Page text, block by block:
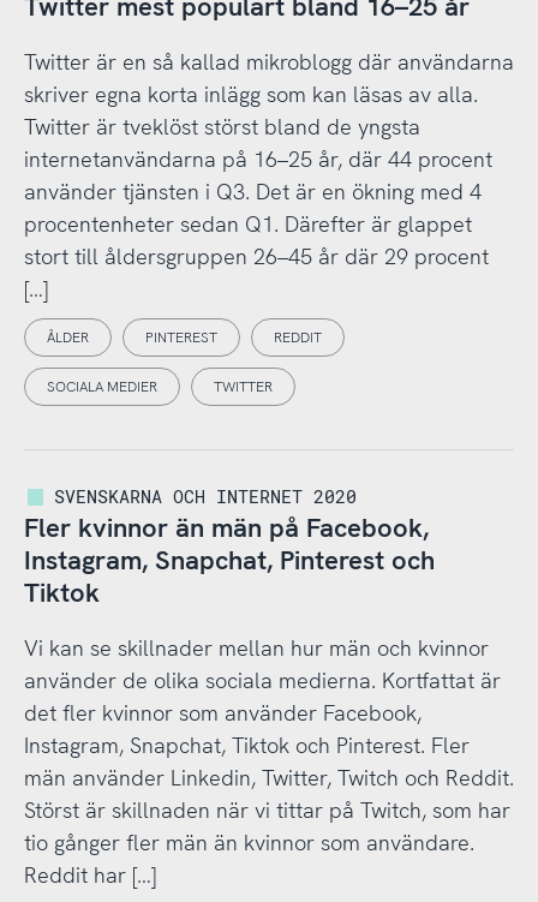
Twitter är en så kallad mikroblogg där användarna
skriver egna korta inlägg som kan läsas av alla.
Twitter är tveklöst störst bland de yngsta
internetanvändarna på 16–25 år, där 44 procent
använder tjänsten i Q3. Det är en ökning med 4
procentenheter sedan Q1. Därefter är glappet
stort till åldersgruppen 26–45 år där 29 procent
[…]
ÅLDER PINTEREST REDDIT
SOCIALA MEDIER TWITTER
SVENSKARNA OCH INTERNET 2020
Fler kvinnor än män på Facebook,
Instagram, Snapchat, Pinterest och
Tiktok
Vi kan se skillnader mellan hur män och kvinnor
använder de olika sociala medierna. Kortfattat är
det fler kvinnor som använder Facebook,
Instagram, Snapchat, Tiktok och Pinterest. Fler
män använder Linkedin, Twitter, Twitch och Reddit.
Störst är skillnaden när vi tittar på Twitch, som har
tio gånger fler män än kvinnor som användare.
Reddit har […]